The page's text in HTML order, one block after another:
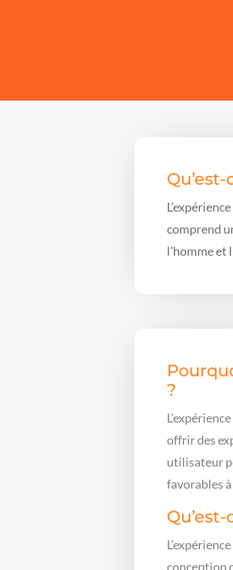
comprend
l’homme et
?
offrir des
utilisateur
favorables
conception